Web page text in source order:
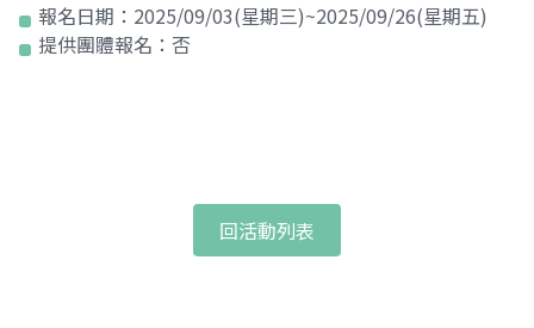
報名日期： 2025/09/03(星期三)~2025/09/26(星期五)
提供團體報名： 否
回活動列表